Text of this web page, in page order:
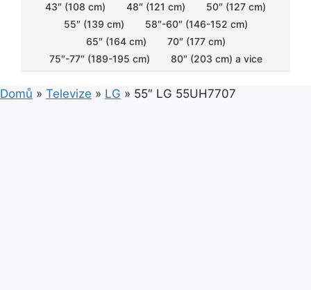
43″ (108 cm)
48″ (121 cm)
50″ (127 cm)
55″ (139 cm)
58″-60″ (146-152 cm)
65″ (164 cm)
70″ (177 cm)
75″-77″ (189-195 cm)
80″ (203 cm) a vice
Domů » Televize » LG » 55″ LG 55UH7707